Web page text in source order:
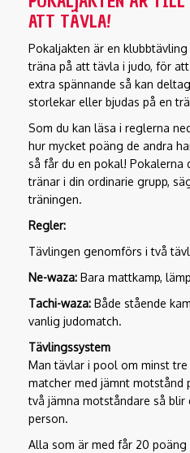
ATT TÄVLA!
Pokaljakten är en
träna på att tävla i judo, för
extra spännande så kan
storlekar eller bjudas på en
Som du kan läsa i reglerna
hur mycket poäng de andra
så får du en pokal! Pokalerna
tränar i din ordinarie grupp,
träningen.
Regler:
Tävlingen genomförs i två
Ne-waza: Bara mattkamp,
Tachi-waza: Både stående
vanlig judomatch.
Tävlingssystem
Man tävlar i pool om minst
matcher med jämnt motstånd
två jämna motståndare så
person.
Alla som är med får 20